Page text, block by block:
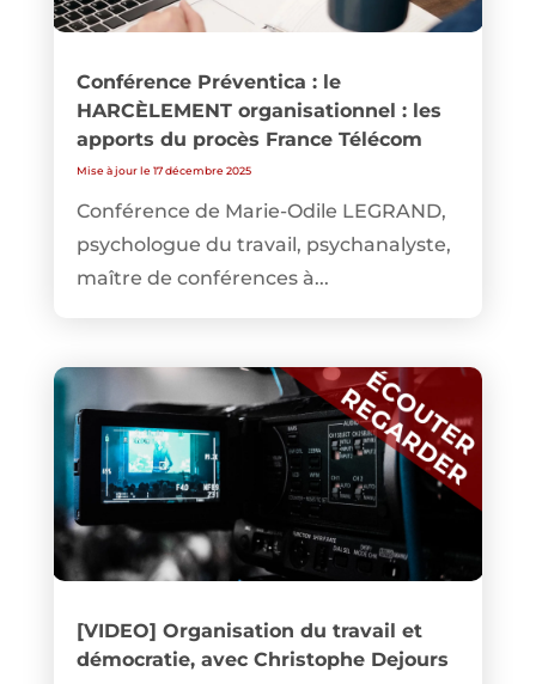
Conférence Préventica : le
HARCÈLEMENT organisationnel : les
apports du procès France Télécom
Mise à jour le 17 décembre 2025
Conférence de Marie-Odile LEGRAND,
psychologue du travail, psychanalyste,
maître de conférences à...
[VIDEO] Organisation du travail et
démocratie, avec Christophe Dejours